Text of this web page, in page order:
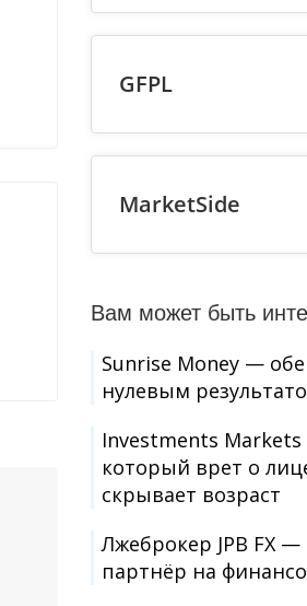
GFPL
MarketSide
Вам может быть
Sunrise Money —
нулевым
Investments
который врет о
скрывает возраст
Лжеброкер JPB FX
партнёр на